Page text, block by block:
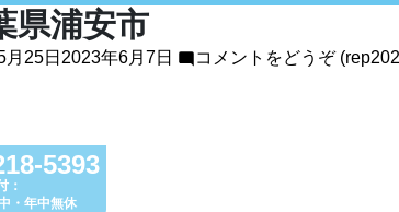
トップ
5393
：
・年中無休
県浦安市
月25日 2023年6月7日 コメントをどうぞ